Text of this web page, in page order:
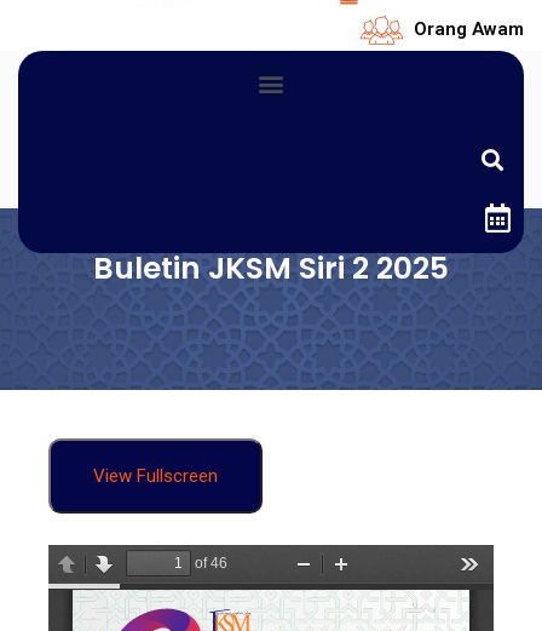
Orang Awam
Buletin JKSM Siri 2 2025
View Fullscreen